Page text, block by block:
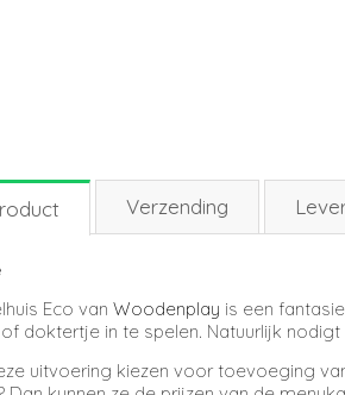
Verzending
Eco van Woodenplay is een
doktertje in te spelen. Natuurlijk
uitvoering kiezen voor toevoeging